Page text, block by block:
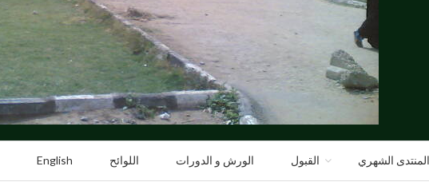
المنتدى الشهري القبول الورش و الدورات اللوائح English